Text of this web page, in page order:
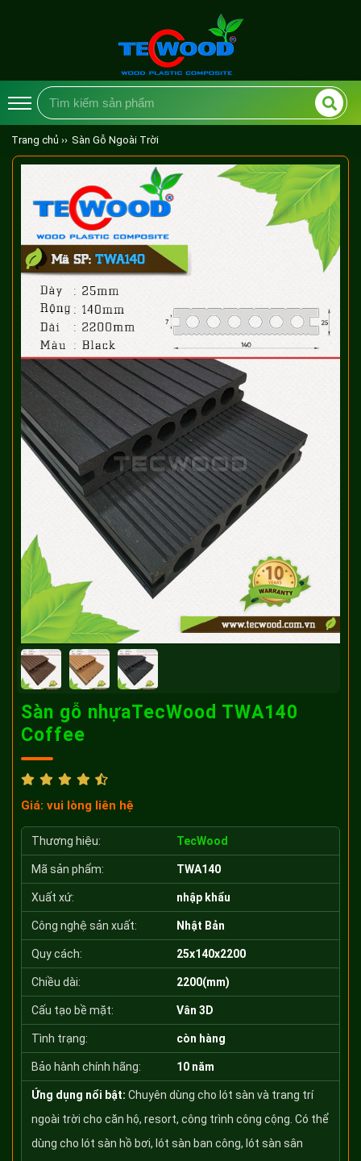
Trang chủ ›› Sàn Gỗ Ngoài Trời
Sàn gỗ nhựaTecWood TWA140
Coffee
Giá: vui lòng liên hệ
Thương hiệu: TecWood
Mã sản phẩm: TWA140
Xuất xứ: nhập khẩu
Công nghệ sản xuất: Nhật Bản
Quy cách: 25x140x2200
Chiều dài: 2200(mm)
Cấu tạo bề mặt: Vân 3D
Tình trạng: còn hàng
Bảo hành chính hãng: 10 năm
Ứng dụng nổi bật: Chuyên dùng cho lót sàn và trang trí
ngoài trời cho căn hộ, resort, công trình công cộng. Có thể
dùng cho lót sàn hồ bơi, lót sàn ban công, lót sàn sân